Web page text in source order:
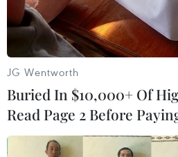
JG Wentworth
Buried In $10,000+ Of
Read Page 2 Before